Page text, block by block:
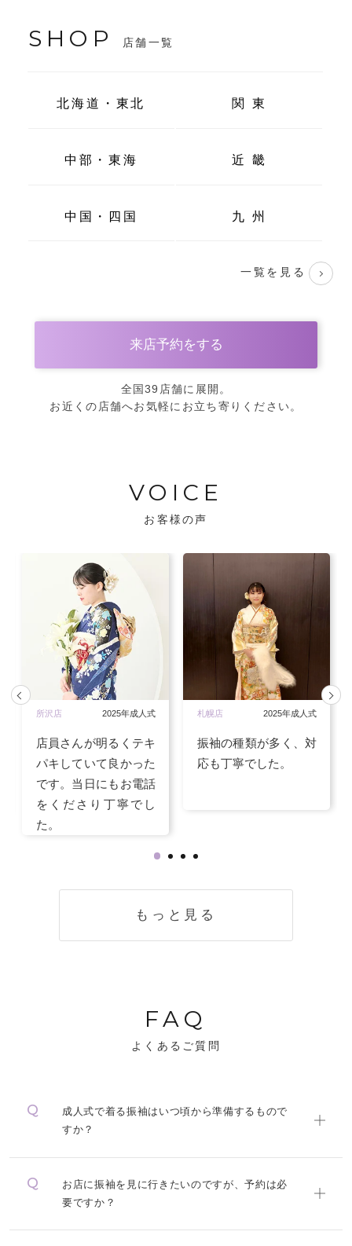
SHOP 店舗一覧
北海道・東北 関 東
中部・東海 近 畿
中国・四国 九 州
一覧を見る
来店予約をする
全国39店舗に展開。
お近くの店舗へお気軽にお立ち寄りください。
VOICE
お客様の声
所沢店 2025年成人式
店員さんが明るくテキ
パキしていて良かった
です。当日にもお電話
をくださり丁寧でし
た。
札幌店 2025年成人式
振袖の種類が多く、対
応も丁寧でした。
もっと見る
FAQ
よくあるご質問
成人式で着る振袖はいつ頃から準備するもので
すか？
お店に振袖を見に行きたいのですが、予約は必
要ですか？